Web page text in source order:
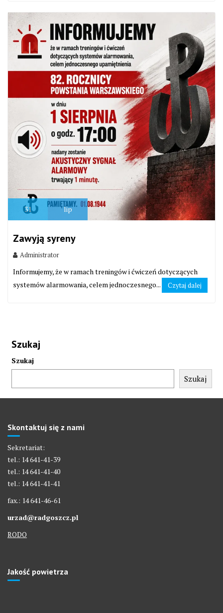
31 lip
Zawyją syreny
Administrator
Informujemy, że w ramach treningów i ćwiczeń dotyczących
systemów alarmowania, celem jednoczesnego...
Czytaj dalej
Szukaj
Szukaj
Szukaj
Skontaktuj się z nami
Sekretariat:
tel.: 14 641-41-39
tel.: 14 641-41-40
tel.: 14 641-41-41
fax.: 14 641-46-61
urzad@radgoszcz.pl
RODO
Jakość powietrza